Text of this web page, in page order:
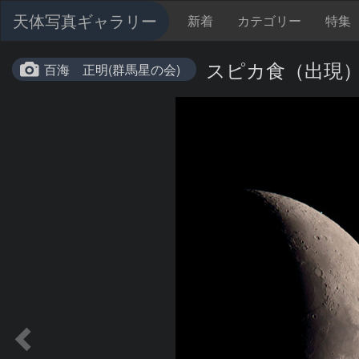
天体写真ギャラリー 新着 カテゴリー 特集
百海 正明(群馬星の会) スピカ食（出現